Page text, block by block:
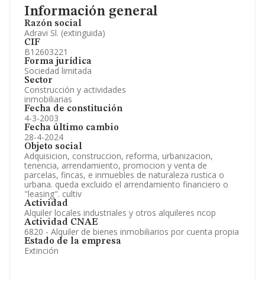
Información general
Razón social
Adravi Sl. (extinguida)
CIF
B12603221
Forma jurídica
Sociedad limitada
Sector
Construcción y actividades
inmobiliarias
Fecha de constitución
4-3-2003
Fecha último cambio
28-4-2024
Objeto social
Adquisicion, construccion, reforma, urbanizacion,
tenencia, arrendamiento, promocion y venta de
parcelas, fincas, e inmuebles de naturaleza rustica o
urbana. queda excluido el arrendamiento financiero o
"leasing". cultiv
Actividad
Alquiler locales industriales y otros alquileres ncop
Actividad CNAE
6820 - Alquiler de bienes inmobiliarios por cuenta propia
Estado de la empresa
Extinción
Información oficial y registral complementaria.